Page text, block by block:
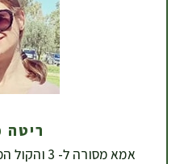
ריטה
אמא מסורה ל- 3 והקול המנחה של אתר נוטרי-מאיה